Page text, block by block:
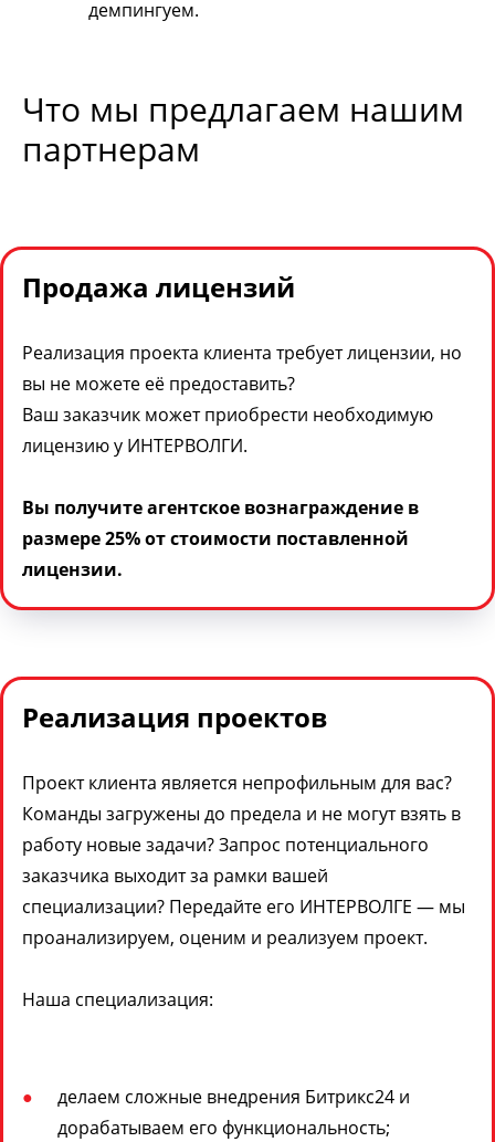
демпингуем.
Что мы предлагаем нашим
партнерам
Продажа лицензий
Реализация проекта клиента требует лицензии, но
вы не можете её предоставить?
Ваш заказчик может приобрести необходимую
лицензию у ИНТЕРВОЛГИ.
Вы получите агентское вознаграждение в
размере 25% от стоимости поставленной
лицензии.
Реализация проектов
Проект клиента является непрофильным для вас?
Команды загружены до предела и не могут взять в
работу новые задачи? Запрос потенциального
заказчика выходит за рамки вашей
специализации? Передайте его ИНТЕРВОЛГЕ — мы
проанализируем, оценим и реализуем проект.
Наша специализация:
делаем сложные внедрения Битрикс24 и
дорабатываем его функциональность;